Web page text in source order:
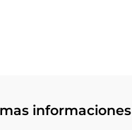
informaciones